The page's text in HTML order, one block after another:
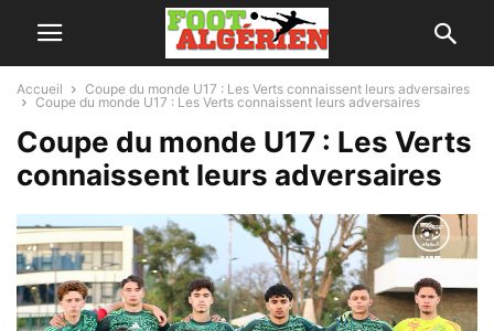
Accueil
Coupe du monde U17 : Les Verts connaissent leurs adversaires
Coupe du monde U17 : Les Verts connaissent leurs adversaires
Coupe du monde U17 : Les Verts
connaissent leurs adversaires